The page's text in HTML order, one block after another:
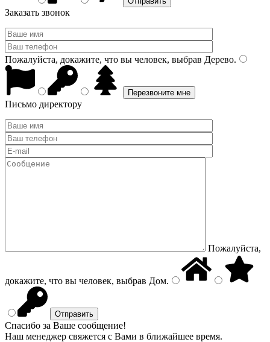
Заказать звонок
Пожалуйста, докажите, что вы человек, выбрав Дерево.
Письмо директору
Пожалуйста,
докажите, что вы человек, выбрав Дом.
Спасибо за Ваше сообщение!
Наш менеджер свяжется с Вами в ближайшее время.